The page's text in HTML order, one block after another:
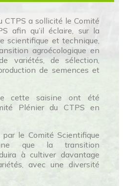
CTPS a sollicité le Comité
afin qu’il éclaire, sur la
scientifique et technique,
agroécologique en
variétés, de sélection,
de semences et
cette saisine ont été
Plénier du CTPS en
le Comité Scientifique
que la transition
à cultiver davantage
avec une diversité